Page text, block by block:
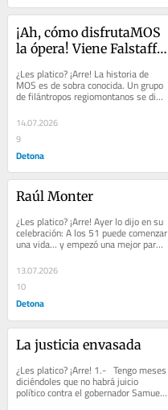
¡Ah, cómo disfrutaMOS
la ópera! Viene Falstaff,
más divertida
¿Les platico? ¡Arre! La historia de
MOS es de sobra conocida. Un grupo
de filántropos regiomontanos se dio
a la tarea de crear lo que hoy es
una...
14.07.2026
9
Detona
Raúl Monter
¿Les platico? ¡Arre! Ayer lo dijo en su
celebración: A los 51 puede comenzar
una vida... y empezó una mejor para
él. Hace cinco años descubrió...
13.07.2026
10
Detona
La justicia envasada
¿Les platico? ¡Arre! 1.-   Tengo meses
diciéndoles que no habrá juicio
político contra el gobernador Samuel
García. Pero ahí siguen,...